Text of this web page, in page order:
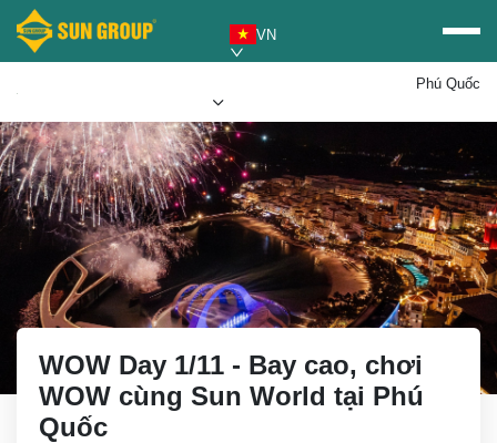
VN
Phú Quốc
Mua vé Sun PhuQuoc
Airways
Ưu đãi Sun World
WOW Day 1/11 - Bay cao, chơi
WOW cùng Sun World tại Phú
Quốc